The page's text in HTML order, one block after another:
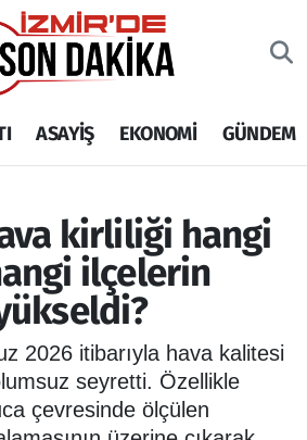
ASAYİŞ EKONOMİ GÜNDEM
kirliliği hangi
ilçelerin
2026 itibarıyla hava kalitesi
seyretti. Özellikle
çevresinde ölçülen
Haritası
Fikstür